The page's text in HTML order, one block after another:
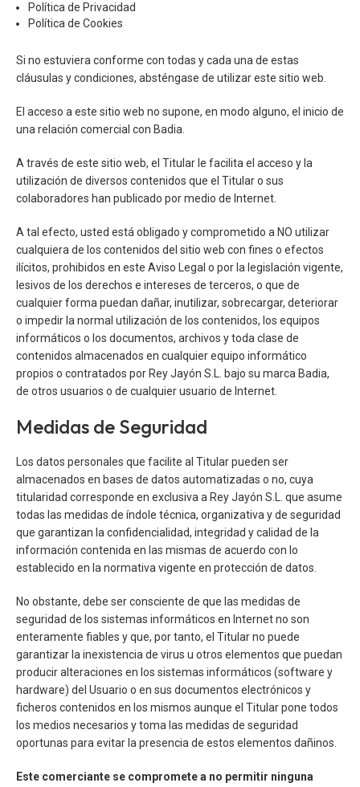
Política de Privacidad
Política de Cookies
Si no estuviera conforme con todas y cada una de estas
cláusulas y condiciones, absténgase de utilizar este sitio web.
El acceso a este sitio web no supone, en modo alguno, el inicio de
una relación comercial con Badia.
A través de este sitio web, el Titular le facilita el acceso y la
utilización de diversos contenidos que el Titular o sus
colaboradores han publicado por medio de Internet.
A tal efecto, usted está obligado y comprometido a NO utilizar
cualquiera de los contenidos del sitio web con fines o efectos
ilícitos, prohibidos en este Aviso Legal o por la legislación vigente,
lesivos de los derechos e intereses de terceros, o que de
cualquier forma puedan dañar, inutilizar, sobrecargar, deteriorar
o impedir la normal utilización de los contenidos, los equipos
informáticos o los documentos, archivos y toda clase de
contenidos almacenados en cualquier equipo informático
propios o contratados por Rey Jayón S.L. bajo su marca Badia,
de otros usuarios o de cualquier usuario de Internet.
Medidas de Seguridad
Los datos personales que facilite al Titular pueden ser
almacenados en bases de datos automatizadas o no, cuya
titularidad corresponde en exclusiva a Rey Jayón S.L. que asume
todas las medidas de índole técnica, organizativa y de seguridad
que garantizan la confidencialidad, integridad y calidad de la
información contenida en las mismas de acuerdo con lo
establecido en la normativa vigente en protección de datos.
No obstante, debe ser consciente de que las medidas de
seguridad de los sistemas informáticos en Internet no son
enteramente fiables y que, por tanto, el Titular no puede
garantizar la inexistencia de virus u otros elementos que puedan
producir alteraciones en los sistemas informáticos (software y
hardware) del Usuario o en sus documentos electrónicos y
ficheros contenidos en los mismos aunque el Titular pone todos
los medios necesarios y toma las medidas de seguridad
oportunas para evitar la presencia de estos elementos dañinos.
Este comerciante se compromete a no permitir ninguna